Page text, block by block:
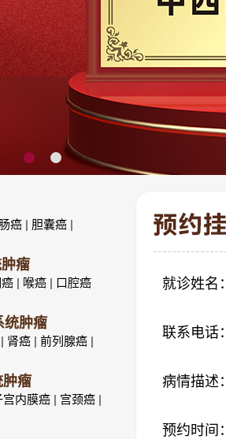
癌 | 胆囊癌 |
瘤
| 喉癌 | 口腔癌
统肿瘤
| 肾癌 | 前列腺癌 |
肿瘤
宫内膜癌 | 宫颈癌 |
就诊姓名：
联系电话：
病情描述：
预约时间：